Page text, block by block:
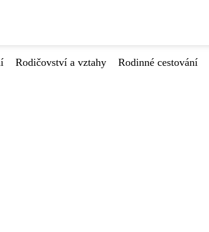
Rodičovství a vztahy Rodinné cestování